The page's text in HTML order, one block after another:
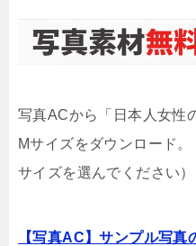
写真ACから「日本人女性
Mサイズをダウンロード
サイズを選んでください）
【写真AC】サンプル写